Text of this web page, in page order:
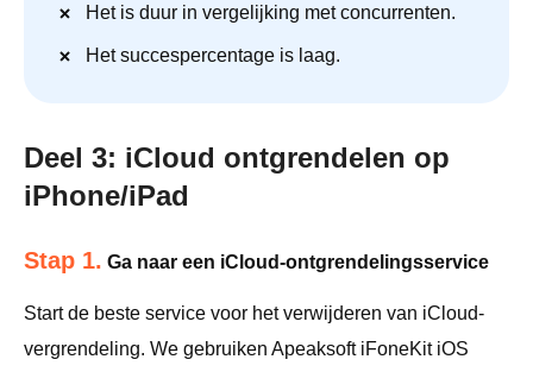
Het is duur in vergelijking met concurrenten.
Het succespercentage is laag.
Deel 3: iCloud ontgrendelen op
iPhone/iPad
Stap 1. Ga naar een iCloud-ontgrendelingsservice
Start de beste service voor het verwijderen van iCloud-
vergrendeling. We gebruiken Apeaksoft iFoneKit iOS